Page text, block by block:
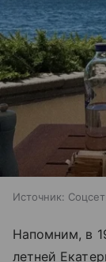
Источник:
Напомним, в
летней